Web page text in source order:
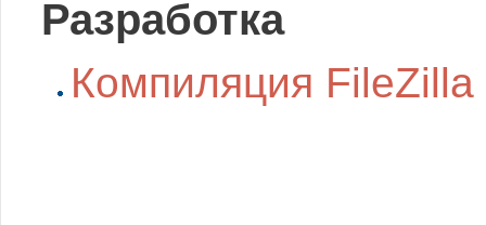
Разработка
Компиляция FileZilla